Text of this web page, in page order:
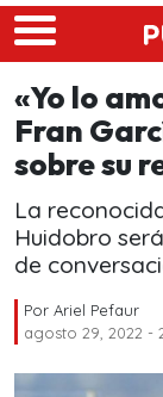
Skip to main
«Yo lo
Fran
sobre su
La
Huidobro
de
Por Ariel Pefaur
agosto 29, 2022 -